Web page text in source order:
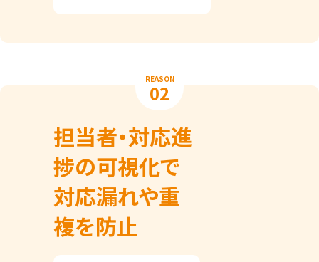
REASON
02
担当者・対応進
捗の可視化で
対応漏れや重
複を防止